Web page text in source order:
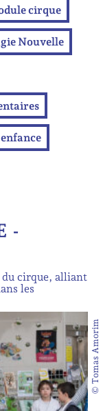
cirque
Nouvelle
-
du cirque, alliant
les
© Tomas Amorim